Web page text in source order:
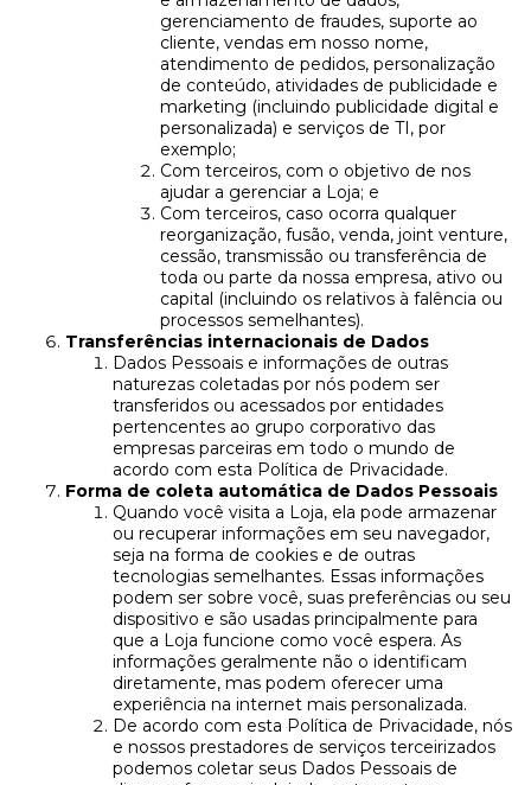
gerenciamento de fraudes, suporte ao
cliente, vendas em nosso nome,
atendimento de pedidos, personalização
de conteúdo, atividades de publicidade e
marketing (incluindo publicidade digital e
personalizada) e serviços de TI, por
exemplo;
Com terceiros, com o objetivo de nos
ajudar a gerenciar a Loja; e
Com terceiros, caso ocorra qualquer
reorganização, fusão, venda, joint venture,
cessão, transmissão ou transferência de
toda ou parte da nossa empresa, ativo ou
capital (incluindo os relativos à falência ou
processos semelhantes).
Transferências internacionais de Dados
Dados Pessoais e informações de outras
naturezas coletadas por nós podem ser
transferidos ou acessados por entidades
pertencentes ao grupo corporativo das
empresas parceiras em todo o mundo de
acordo com esta Política de Privacidade.
Forma de coleta automática de Dados Pessoais
Quando você visita a Loja, ela pode armazenar
ou recuperar informações em seu navegador,
seja na forma de cookies e de outras
tecnologias semelhantes. Essas informações
podem ser sobre você, suas preferências ou seu
dispositivo e são usadas principalmente para
que a Loja funcione como você espera. As
informações geralmente não o identificam
diretamente, mas podem oferecer uma
experiência na internet mais personalizada.
De acordo com esta Política de Privacidade, nós
e nossos prestadores de serviços terceirizados
podemos coletar seus Dados Pessoais de